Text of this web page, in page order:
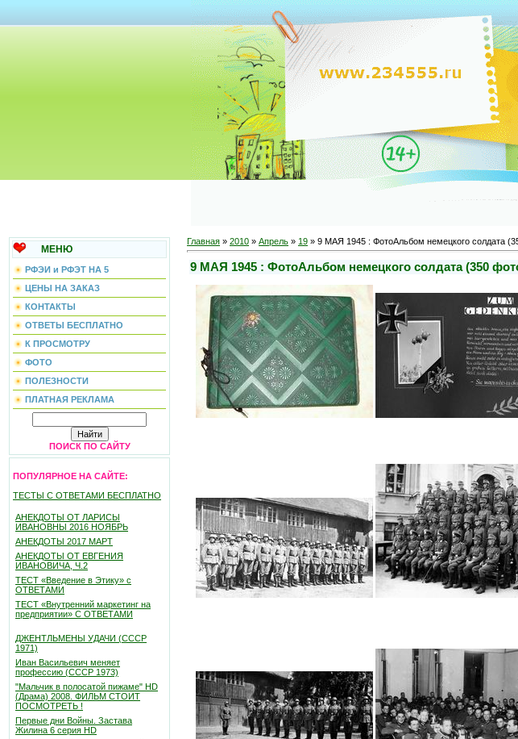
МЕНЮ
РФЭИ и РФЭТ НА 5
ЦЕНЫ НА ЗАКАЗ
КОНТАКТЫ
ОТВЕТЫ БЕСПЛАТНО
К ПРОСМОТРУ
ФОТО
ПОЛЕЗНОСТИ
ПЛАТНАЯ РЕКЛАМА
ПОИСК ПО САЙТУ
ПОПУЛЯРНОЕ НА САЙТЕ:
ТЕСТЫ С ОТВЕТАМИ БЕСПЛАТНО
АНЕКДОТЫ ОТ ЛАРИСЫ
ИВАНОВНЫ 2016 НОЯБРЬ
АНЕКДОТЫ 2017 МАРТ
АНЕКДОТЫ ОТ ЕВГЕНИЯ
ИВАНОВИЧА, Ч.2
ТЕСТ «Введение в Этику» с
ОТВЕТАМИ
ТЕСТ «Внутренний маркетинг на
предприятии» С ОТВЕТАМИ
ДЖЕНТЛЬМЕНЫ УДАЧИ (СССР
1971)
Иван Васильевич меняет
профессию (СССР 1973)
"Мальчик в полосатой пижаме" HD
(Драма) 2008. ФИЛЬМ СТОИТ
ПОСМОТРЕТЬ !
Первые дни Войны. Застава
Жилина 6 серия HD
Главная » 2010 » Апрель » 19 » 9 МАЯ 1945 : ФотоАльбом немецкого солдата
9 МАЯ 1945 : ФотоАльбом немецкого солдата (350